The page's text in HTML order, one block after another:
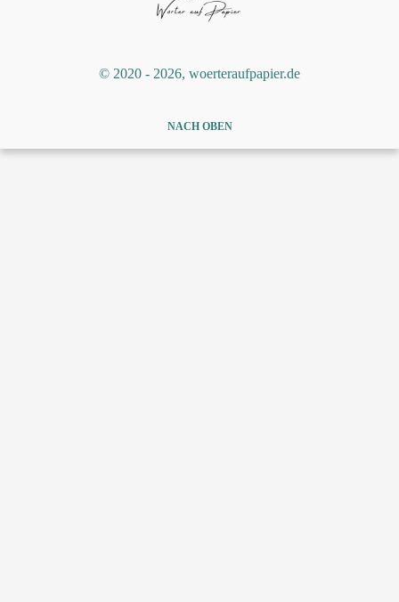
©️ 2020 - 2026, woerteraufpapier.de
NACH OBEN